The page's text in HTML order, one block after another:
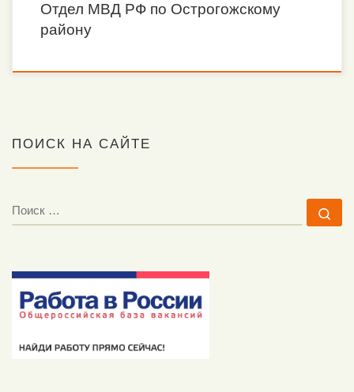
Отдел МВД РФ по Острогожскому
району
ПОИСК НА САЙТЕ
ПОИСК